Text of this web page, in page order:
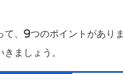
て、9つのポイントがあり
ましょう。